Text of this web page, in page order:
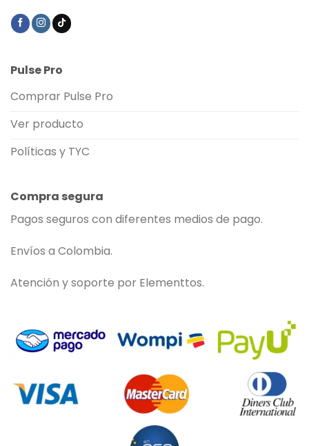
Pulse Pro
Comprar Pulse Pro
Ver producto
Políticas y TYC
Compra segura
Pagos seguros con diferentes medios de pago.
Envíos a Colombia.
Atención y soporte por Elementtos.